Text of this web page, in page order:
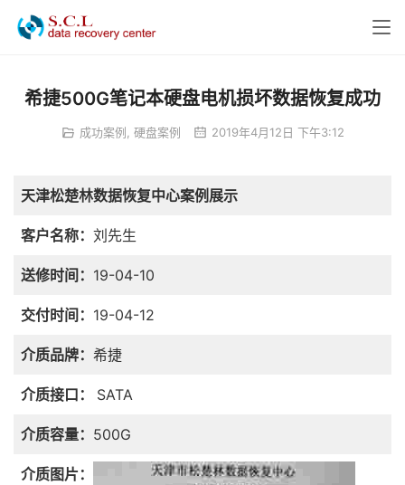
希捷500G笔记本硬盘电机损坏数据恢复成功
成功案例 硬盘案例 2019年4月12日 下午3:12
天津松楚林数据恢复中心案例展示
客户名称： 刘先生
送修时间： 19-04-10
交付时间： 19-04-12
介质品牌： 希捷
介质接口： SATA
介质容量： 500G
介质图片：